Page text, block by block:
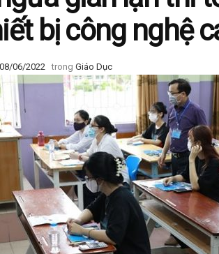
bị công nghệ
08/06/2022 trong Giáo Dục